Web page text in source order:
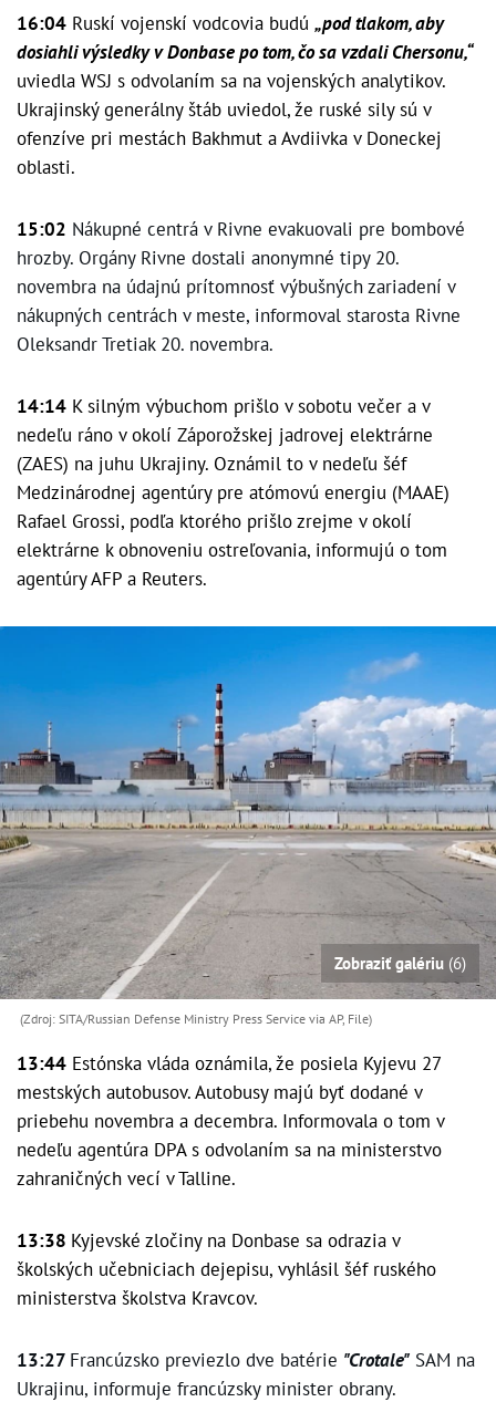
16:04 Ruskí vojenskí vodcovia budú „pod tlakom, aby
dosiahli výsledky v Donbase po tom, čo sa vzdali Chersonu,“
uviedla WSJ s odvolaním sa na vojenských analytikov.
Ukrajinský generálny štáb uviedol, že ruské sily sú v
ofenzíve pri mestách Bakhmut a Avdiivka v Doneckej
oblasti.
15:02 Nákupné centrá v Rivne evakuovali pre bombové
hrozby. Orgány Rivne dostali anonymné tipy 20.
novembra na údajnú prítomnosť výbušných zariadení v
nákupných centrách v meste, informoval starosta Rivne
Oleksandr Tretiak 20. novembra.
14:14 K silným výbuchom prišlo v sobotu večer a v
nedeľu ráno v okolí Záporožskej jadrovej elektrárne
(ZAES) na juhu Ukrajiny. Oznámil to v nedeľu šéf
Medzinárodnej agentúry pre atómovú energiu (MAAE)
Rafael Grossi, podľa ktorého prišlo zrejme v okolí
elektrárne k obnoveniu ostreľovania, informujú o tom
agentúry AFP a Reuters.
Zobraziť galériu (6)
(Zdroj: SITA/Russian Defense Ministry Press Service via AP, File)
13:44 Estónska vláda oznámila, že posiela Kyjevu 27
mestských autobusov. Autobusy majú byť dodané v
priebehu novembra a decembra. Informovala o tom v
nedeľu agentúra DPA s odvolaním sa na ministerstvo
zahraničných vecí v Talline.
13:38 Kyjevské zločiny na Donbase sa odrazia v
školských učebniciach dejepisu, vyhlásil šéf ruského
ministerstva školstva Kravcov.
13:27 Francúzsko previezlo dve batérie "Crotale" SAM na
Ukrajinu, informuje francúzsky minister obrany.